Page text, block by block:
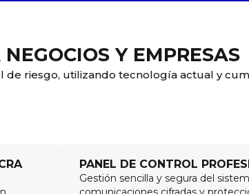
Y EMPRESAS
de riesgo, utilizando tecnología actual y
PANEL DE CONTROL
Gestión sencilla y segura del